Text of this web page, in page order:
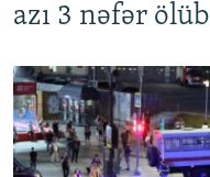
azı 3 nəfər ölüb